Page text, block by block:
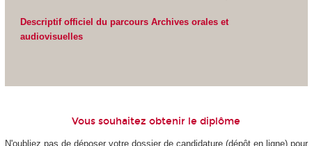
Descriptif officiel du parcours Archives orales et
audiovisuelles
Vous souhaitez obtenir le diplôme
N'oubliez pas de déposer votre dossier de candidature (dépôt en ligne) pour